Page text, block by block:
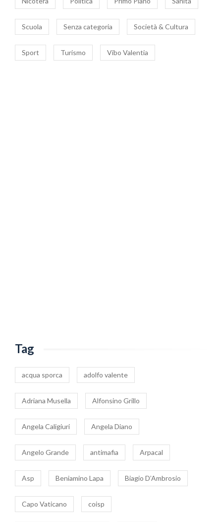
Scuola Senza categoria Società & Cultura
Sport Turismo Vibo Valentia
Tag
acqua sporca adolfo valente
Adriana Musella Alfonsino Grillo
Angela Caligiuri Angela Diano
Angelo Grande antimafia Arpacal
Asp Beniamino Lapa Biagio D’Ambrosio
Capo Vaticano coisp